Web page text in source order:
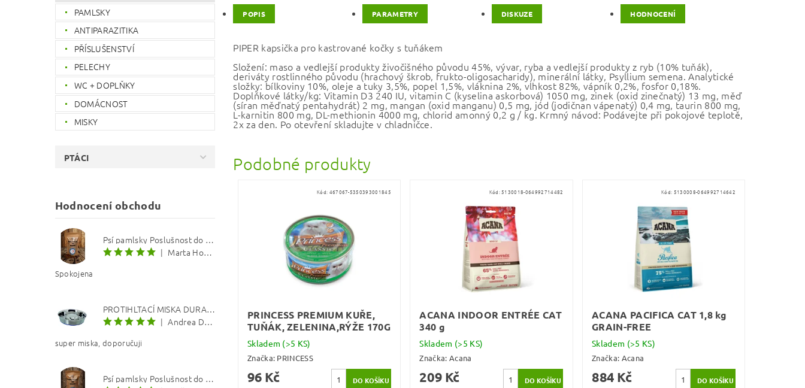
PAMLSKY
ANTIPARAZITIKA
PŘÍSLUŠENSTVÍ
PELECHY
WC + DOPLŇKY
DOMÁCNOST
MISKY
PTÁCI
Hodnocení obchodu
Psí pamlsky Poslušnost do kapsy: Treska s červenou řepou 12 mm
|
Marta Hourová
Spokojena
PROTIHLTACÍ MISKA DURAPET
|
Andrea Dosoudilová
super miska, doporučuji
Psí pamlsky Poslušnost do kapsy: Kachna s lososovým olejem 8 mm
POPIS PARAMETRY DISKUZE HODNOCENÍ
PIPER kapsička pro kastrované kočky s tuňákem
Složení: maso a vedlejší produkty živočišného původu 45%, vývar, ryba a vedlejší produkty z ryb (10% tuňák),
deriváty rostlinného původu (hrachový škrob, frukto-oligosacharidy), minerální látky, Psyllium semena. Analytické
složky: bílkoviny 10%, oleje a tuky 3,5%, popel 1,5%, vláknina 2%, vlhkost 82%, vápník 0,2%, fosfor 0,18%.
Doplňkové látky/kg: Vitamin D3 240 IU, vitamin C (kyselina askorbová) 1050 mg, zinek (oxid zinečnatý) 13 mg, měď
(síran měďnatý pentahydrát) 2 mg, mangan (oxid manganu) 0,5 mg, jód (jodičnan vápenatý) 0,4 mg, taurin 800 mg,
L-karnitin 800 mg, DL-methionin 4000 mg, chlorid amonný 0,2 g / kg. Krmný návod: Podávejte při pokojové teplotě,
2x za den. Po otevření skladujte v chladničce.
Podobné produkty
Kód: 467067-5350393001845
PRINCESS PREMIUM KUŘE,
TUŇÁK, ZELENINA,RÝŽE 170G
Skladem (>5 KS)
Značka: PRINCESS
96 Kč
Kód:5130018-064992714482
ACANA INDOOR ENTRÉE CAT
340 g
Skladem (>5 KS)
Značka:Acana
209 Kč
Kód: 5130008-064992714642
ACANA PACIFICA CAT 1,8 kg
GRAIN-FREE
Skladem (>5 KS)
Značka: Acana
884 Kč